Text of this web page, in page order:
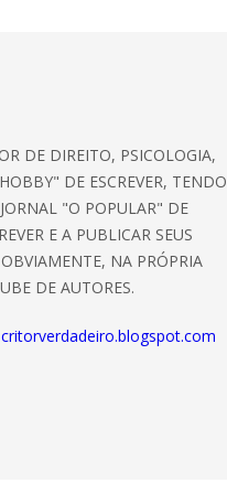
DE DIREITO, PSICOLOGIA,
DE ESCREVER, TENDO
"O POPULAR" DE
E A PUBLICAR SEUS
NA PRÓPRIA
DE AUTORES.